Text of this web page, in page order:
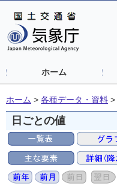
ホーム
ホーム > 各種データ・資料 >
日ごとの値